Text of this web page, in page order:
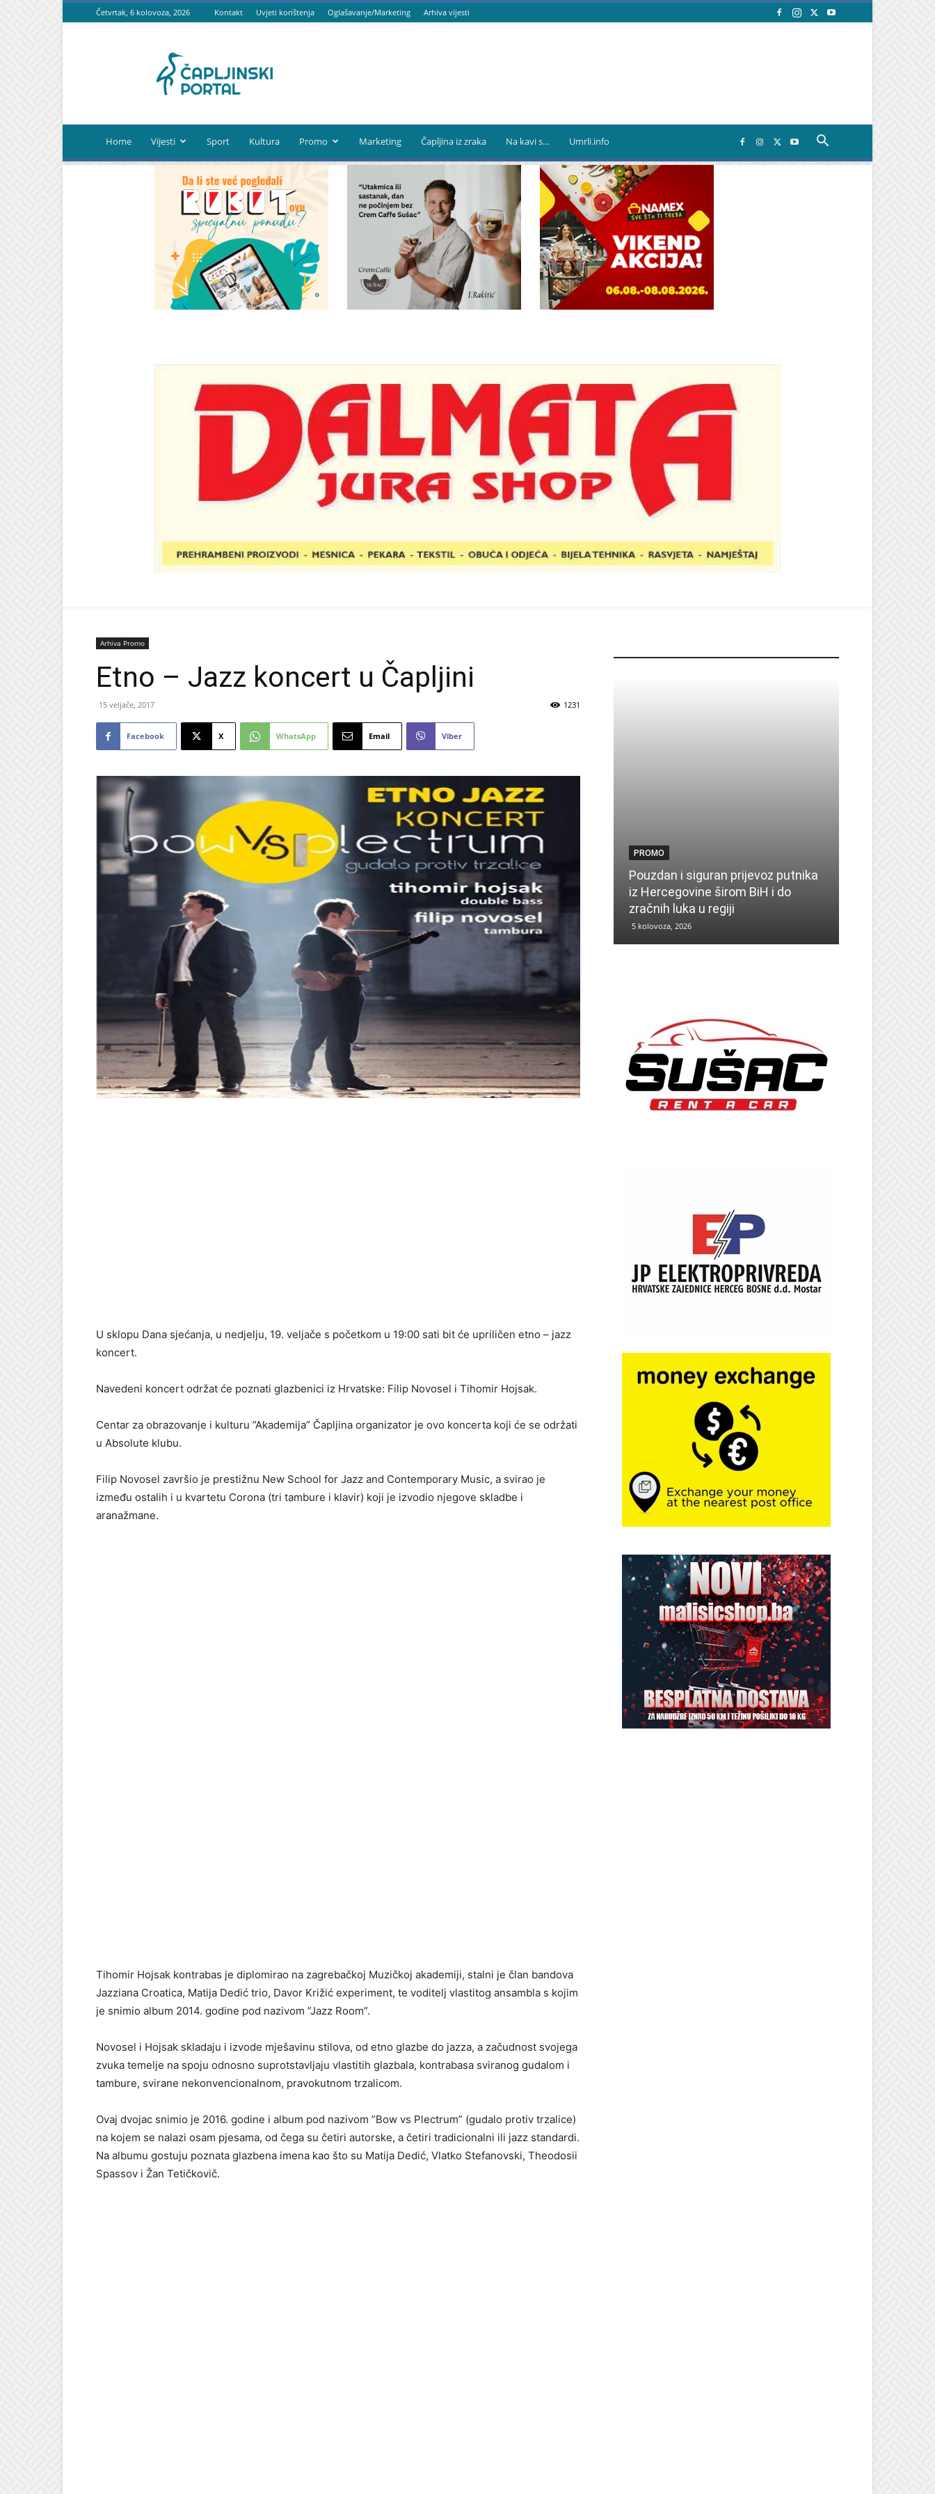
Četvrtak, 6 kolovoza, 2026 Kontakt Uvjeti korištenja Oglašavanje/Marketing Arhiva vijesti
portal
Home Vijesti Sport Kultura Promo Marketing Čapljina iz zraka Na kavi s… Umrli.info
Arhiva Promo
Etno – Jazz koncert u Čapljini
15 veljače, 2017 1231
Facebook X WhatsApp Email Viber
U sklopu Dana sjećanja, u nedjelju, 19. veljače s početkom u 19:00 sati bit će upriličen etno – jazz
koncert.
Navedeni koncert održat će poznati glazbenici iz Hrvatske: Filip Novosel i Tihomir Hojsak.
Centar za obrazovanje i kulturu ”Akademija” Čapljina organizator je ovo koncerta koji će se održati
u Absolute klubu.
Filip Novosel završio je prestižnu New School for Jazz and Contemporary Music, a svirao je
između ostalih i u kvartetu Corona (tri tambure i klavir) koji je izvodio njegove skladbe i
aranažmane.
Tihomir Hojsak kontrabas je diplomirao na zagrebačkoj Muzičkoj akademiji, stalni je član bandova
Jazziana Croatica, Matija Dedić trio, Davor Križić experiment, te voditelj vlastitog ansambla s kojim
je snimio album 2014. godine pod nazivom ”Jazz Room”.
Novosel i Hojsak skladaju i izvode mješavinu stilova, od etno glazbe do jazza, a začudnost svojega
zvuka temelje na spoju odnosno suprotstavljaju vlastitih glazbala, kontrabasa sviranog gudalom i
tambure, svirane nekonvencionalnom, pravokutnom trzalicom.
Ovaj dvojac snimio je 2016. godine i album pod nazivom ”Bow vs Plectrum” (gudalo protiv trzalice)
na kojem se nalazi osam pjesama, od čega su četiri autorske, a četiri tradicionalni ili jazz standardi.
Na albumu gostuju poznata glazbena imena kao što su Matija Dedić, Vlatko Stefanovski, Theodosii
Spassov i Žan Tetičkovič.
PROMO
Eicom zapošljava: Pogledajte
detalje natječaja
5 kolovoza, 2026
PROMO
Pouzdan i siguran prijevoz putnika
iz Hercegovine širom BiH i do
zračnih luka u regiji
5 kolovoza, 2026